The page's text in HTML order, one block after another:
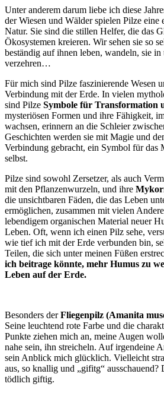
Unter anderem darum liebe ich diese
der Wiesen und Wälder spielen Pilze eine
Natur. Sie sind die stillen Helfer, die das
Ökosystemen kreieren. Wir sehen sie so
beständig auf ihnen leben, wandeln, sie in
verzehren…
Für mich sind Pilze faszinierende Wesen
Verbindung mit der Erde. In vielen
sind Pilze Symbole für Transformation
mysteriösen Formen und ihre Fähigkeit,
wachsen, erinnern an die Schleier
Geschichten werden sie mit Magie und
Verbindung gebracht, ein Symbol für das
selbst.
Pilze sind sowohl Zersetzer, als auch
mit den Pflanzenwurzeln, und ihre
die unsichtbaren Fäden, die das Leben
ermöglichen, zusammen mit vielen
lebendigem organischen Material neuer
Leben. Oft, wenn ich einen Pilz sehe,
wie tief ich mit der Erde verbunden bin,
Teilen, die sich unter meinen Füßen
ich beitrage könnte, mehr Humus zu
Leben auf der Erde.
Besonders derFliegenpilz (Amanita
Seine leuchtend rote Farbe und die
Punkte ziehen mich an, meine Augen
nahe sein, ihn streicheln. Auf irgendeine
sein Anblick mich glücklich. Vielleicht
aus, so knallig und „gifitg“ ausschauend?
tödlich giftig.